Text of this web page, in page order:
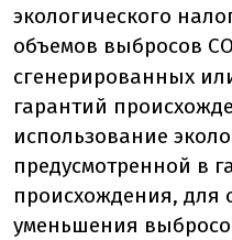
экологического
объемов выбросов СО
сгенерированных
гарантий
использование
предусмотренной в
происхождения, для
уменьшения